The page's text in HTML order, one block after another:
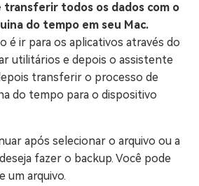
transferir todos os dados com o
do tempo em seu Mac.
é ir para os aplicativos através do
utilitários e depois o assistente
transferir o processo de
do tempo para o dispositivo
após selecionar o arquivo ou a
fazer o backup. Você pode
um arquivo.